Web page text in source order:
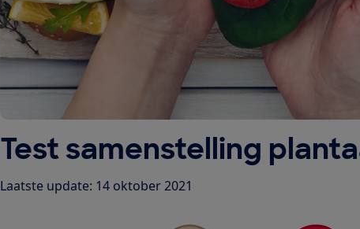
Test samenstelling
Laatste update: 14 oktober 2021